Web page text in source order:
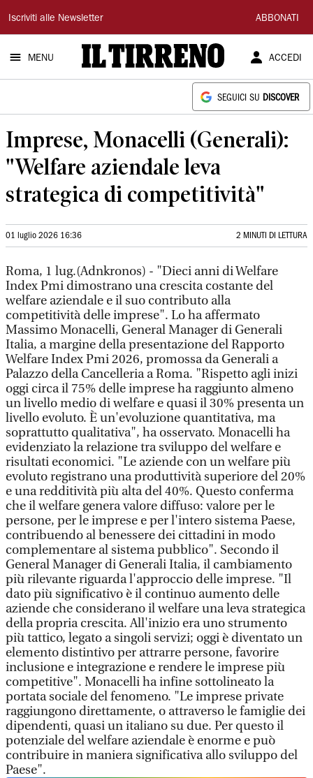
Il
Tirreno
Iscriviti alle Newsletter ABBONATI
MENU ACCEDI
SEGUICI SU DISCOVER
Imprese, Monacelli (Generali):
"Welfare aziendale leva
strategica di competitività"
01 luglio 2026 16:36 2 MINUTI DI LETTURA
Roma, 1 lug.(Adnkronos) - "Dieci anni di Welfare
Index Pmi dimostrano una crescita costante del
welfare aziendale e il suo contributo alla
competitività delle imprese". Lo ha affermato
Massimo Monacelli, General Manager di Generali
Italia, a margine della presentazione del Rapporto
Welfare Index Pmi 2026, promossa da Generali a
Palazzo della Cancelleria a Roma. "Rispetto agli inizi
oggi circa il 75% delle imprese ha raggiunto almeno
un livello medio di welfare e quasi il 30% presenta un
livello evoluto. È un'evoluzione quantitativa, ma
soprattutto qualitativa", ha osservato. Monacelli ha
evidenziato la relazione tra sviluppo del welfare e
risultati economici. "Le aziende con un welfare più
evoluto registrano una produttività superiore del 20%
e una redditività più alta del 40%. Questo conferma
che il welfare genera valore diffuso: valore per le
persone, per le imprese e per l'intero sistema Paese,
contribuendo al benessere dei cittadini in modo
complementare al sistema pubblico". Secondo il
General Manager di Generali Italia, il cambiamento
più rilevante riguarda l'approccio delle imprese. "Il
dato più significativo è il continuo aumento delle
aziende che considerano il welfare una leva strategica
della propria crescita. All'inizio era uno strumento
più tattico, legato a singoli servizi; oggi è diventato un
elemento distintivo per attrarre persone, favorire
inclusione e integrazione e rendere le imprese più
competitive". Monacelli ha infine sottolineato la
portata sociale del fenomeno. "Le imprese private
raggiungono direttamente, o attraverso le famiglie dei
dipendenti, quasi un italiano su due. Per questo il
potenziale del welfare aziendale è enorme e può
contribuire in maniera significativa allo sviluppo del
Paese".